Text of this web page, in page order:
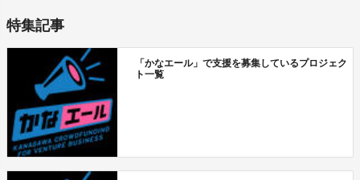
特集記事
「かなエール」で支援を募集しているプロジェク
ト一覧